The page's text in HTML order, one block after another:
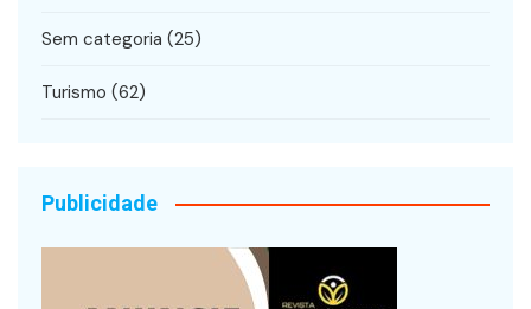
Sem categoria (25)
Turismo (62)
Publicidade